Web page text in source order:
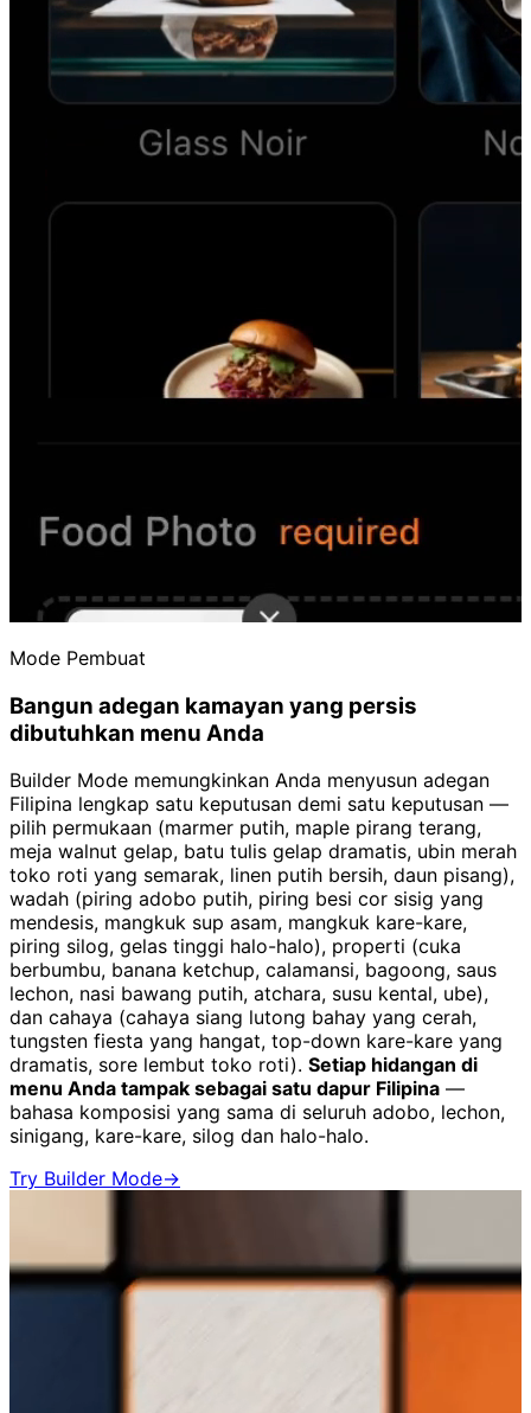
Mode Pembuat
Bangun adegan kamayan yang persis
dibutuhkan menu Anda
Builder Mode memungkinkan Anda menyusun adegan
Filipina lengkap satu keputusan demi satu keputusan —
pilih permukaan (marmer putih, maple pirang terang,
meja walnut gelap, batu tulis gelap dramatis, ubin merah
toko roti yang semarak, linen putih bersih, daun pisang),
wadah (piring adobo putih, piring besi cor sisig yang
mendesis, mangkuk sup asam, mangkuk kare-kare,
piring silog, gelas tinggi halo-halo), properti (cuka
berbumbu, banana ketchup, calamansi, bagoong, saus
lechon, nasi bawang putih, atchara, susu kental, ube),
dan cahaya (cahaya siang lutong bahay yang cerah,
tungsten fiesta yang hangat, top-down kare-kare yang
dramatis, sore lembut toko roti). Setiap hidangan di
menu Anda tampak sebagai satu dapur Filipina —
bahasa komposisi yang sama di seluruh adobo, lechon,
sinigang, kare-kare, silog dan halo-halo.
Try Builder Mode→